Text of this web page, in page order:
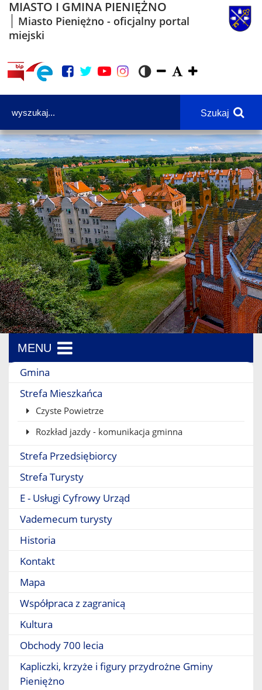
MIASTO I GMINA PIENIĘŻNO
Miasto Pieniężno - oficjalny portal
miejski
Szukaj
MENU
Menu boczne
Gmina
Strefa Mieszkańca
Czyste Powietrze
Rozkład jazdy - komunikacja gminna
Strefa Przedsiębiorcy
Strefa Turysty
E - Usługi Cyfrowy Urząd
Vademecum turysty
Historia
Kontakt
Mapa
Współpraca z zagranicą
Kultura
Obchody 700 lecia
Kapliczki, krzyże i figury przydrożne Gminy
Pieniężno